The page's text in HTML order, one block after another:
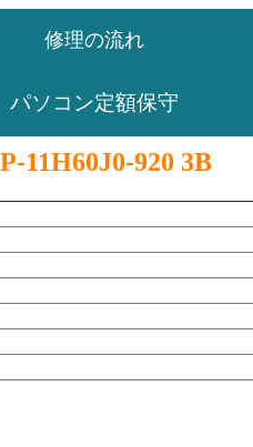
修理の流れ
パソコン定額保守
11H60J0-920 3B